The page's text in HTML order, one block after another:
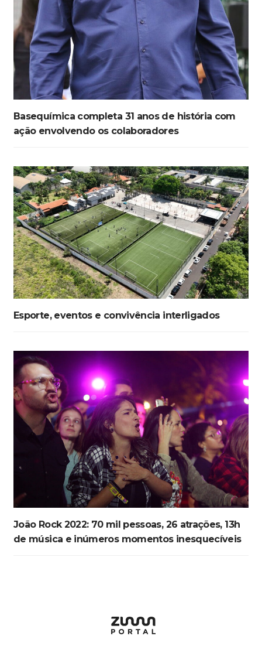
Basequímica completa 31 anos de história com
ação envolvendo os colaboradores
Esporte, eventos e convivência interligados
João Rock 2022: 70 mil pessoas, 26 atrações, 13h
de música e inúmeros momentos inesquecíveis